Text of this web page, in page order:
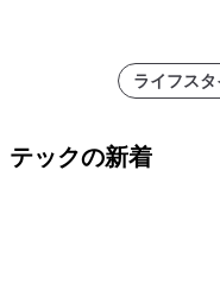
ライフス
テックの新着